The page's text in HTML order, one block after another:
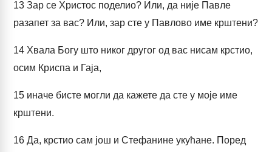
13 Зар се Христос поделио? Или, да није Павле
разапет за вас? Или, зар сте у Павлово име крштени?
14 Хвала Богу што никог другог од вас нисам крстио,
осим Криспа и Гаја,
15 иначе бисте могли да кажете да сте у моје име
крштени.
16 Да, крстио сам још и Стефанине укућане. Поред